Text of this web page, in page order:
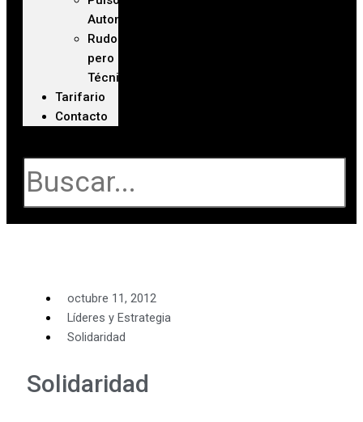
Automotriz
Rudo
pero
Técnico
Tarifario
Contacto
octubre 11, 2012
Líderes y Estrategia
Solidaridad
Solidaridad